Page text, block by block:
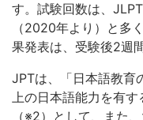
す。試験回数は、
（2020年より）と多
果発表は、受験後2週
JPTは、「日本語教育
上の日本語能力を有す
（※2）として、また